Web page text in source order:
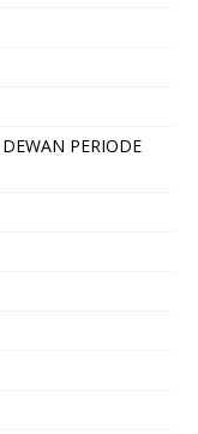
PERIODE